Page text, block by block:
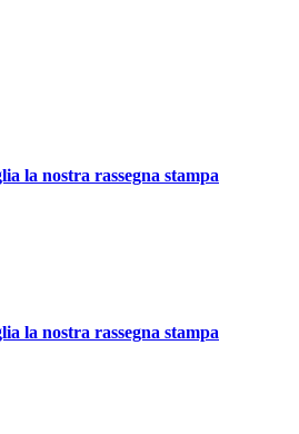
la nostra rassegna stampa
la nostra rassegna stampa